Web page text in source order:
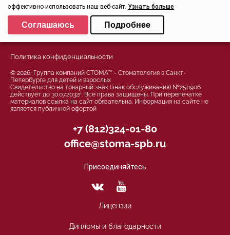
Заказать звонок
Задать вопрос
Контроль качества
Политика конфиденциальности
© 2026, Группа компаний СТОМА™ - Стоматология в Санкт-
Петербурге для детей и взрослых
Свидетельство на товарный знак (знак обслуживания) №250906
действует до 30.07.2032г. Все права защищены. При перепечатке
материалов ссылка на сайт обязательна. Информация на сайте не
является публичной офертой
+7 (812)324-01-80
office@stoma-spb.ru
Присоединяйтесь
Лицензии
Дипломы и благодарности
эффективно использовать наш веб-сайт. Узнать больше
Выберите настройки cookie
Минимальные
Соглашаюсь Подробнее